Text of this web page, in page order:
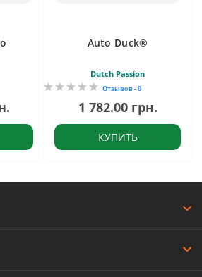
Auto Duck®
Dutch Passion
Отзывов - 0
1 782.00 грн.
КУПИТЬ